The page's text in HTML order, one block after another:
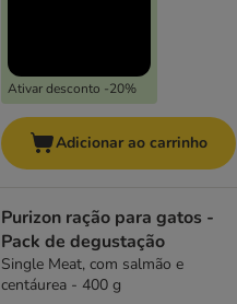
Ativar desconto -20%
Adicionar ao carrinho
Purizon ração para gatos -
Pack de degustação
Single Meat, com salmão e
centáurea - 400 g